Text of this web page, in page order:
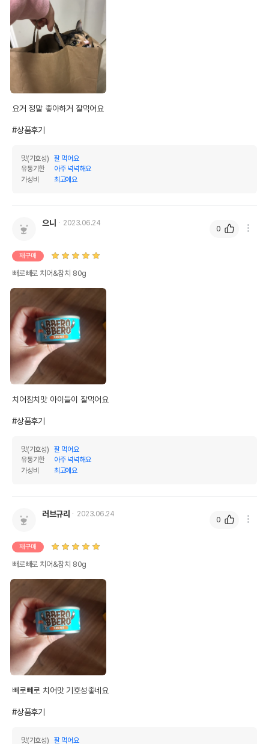
조단백질
조섬유질
오메가3
탄수화물
기타성분
상세 정보
원료구성 치어,참치,고기소스
제품 타입
품명 및 모델명 빼로빼로 치어&참치 80g
받았음을 확인할수 있는
제조국 또는 원산지
제조자,수입품의 경우
수입자를 함께 표기
AS책임자와 전화번호
또는 소비자상담 관련
전화번호
유통기한
이후인 상품이 출고됩니다.
요거 정말 좋아하거 잘먹어요
#상품후기
맛(기호성)
잘 먹어요
유통기한
아주 넉넉해요
가성비
최고에요
으니 2023.06.24
재구매
빼로빼로 치어&참치 80g
치어참치맛 아이들이 잘먹어요
#상품후기
맛(기호성)
잘 먹어요
유통기한
아주 넉넉해요
가성비
최고에요
0
러브규리 2023.06.24
재구매
빼로빼로 치어&참치 80g
빼로빼로 치어맛 기호성좋네요
#상품후기
맛(기호성) 잘 먹어요
0